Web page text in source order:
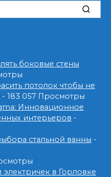
боковые стены
потолок чтобы не
- 183 057 Просмотры
Инновационное
интерьеров -
стальной ванны -
в Горловке